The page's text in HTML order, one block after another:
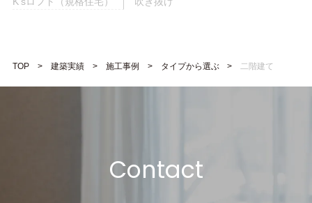
TOP 建築実績 施工事例 タイプから選ぶ 二階建て
Contact